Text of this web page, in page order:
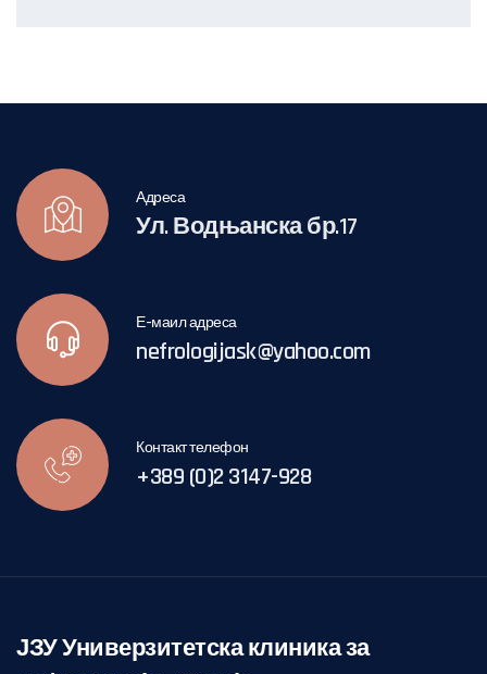
Адреса
Ул. Водњанска бр.17
Е-маил адреса
nefrologijask@yahoo.com
Контакт телефон
+389 (0)2 3147-928
ЈЗУ Универзитетска клиника за